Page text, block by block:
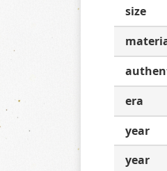
size
era
year
year